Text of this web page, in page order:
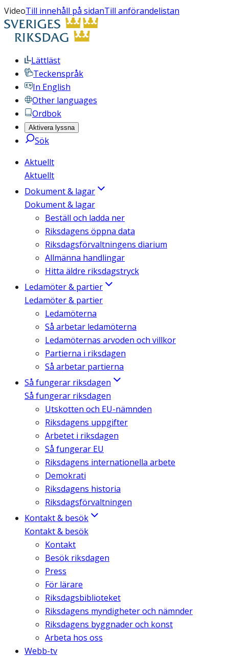
VideoTill innehåll på sidanTill anförandelistan
Lättläst
Teckenspråk
In English
Other languages
Ordbok
Aktivera lyssna
Sök
Aktuellt
Aktuellt
Dokument & lagar
Dokument & lagar
Beställ och ladda ner
Riksdagens öppna data
Riksdagsförvaltningens diarium
Allmänna handlingar
Hitta äldre riksdagstryck
Ledamöter & partier
Ledamöter & partier
Ledamöterna
Så arbetar ledamöterna
Ledamöternas arvoden och villkor
Partierna i riksdagen
Så arbetar partierna
Så fungerar riksdagen
Så fungerar riksdagen
Utskotten och EU-nämnden
Riksdagens uppgifter
Arbetet i riksdagen
Så fungerar EU
Riksdagens internationella arbete
Demokrati
Riksdagens historia
Riksdagsförvaltningen
Kontakt & besök
Kontakt & besök
Kontakt
Besök riksdagen
Press
För lärare
Riksdagsbiblioteket
Riksdagens myndigheter och nämnder
Riksdagens byggnader och konst
Arbeta hos oss
Webb-tv